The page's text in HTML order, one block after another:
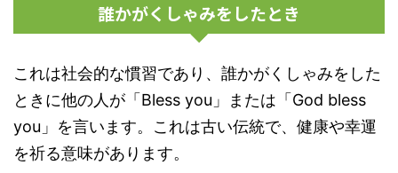
誰かがくしゃみをしたとき
これは社会的な慣習であり、誰かがくしゃみをした
ときに他の人が「Bless you」または「God bless
you」を言います。これは古い伝統で、健康や幸運
を祈る意味があります。